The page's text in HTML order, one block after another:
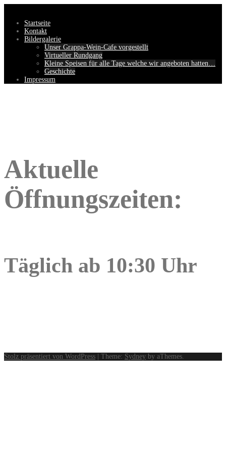
Inhalt
Startseite
Kontakt
Bildergalerie
Unser Grappa-Wein-Cafe vorgestellt
Virtueller Rundgang
Kleine Speisen für alle Tage welche wir angeboten hatten…
Geschichte
Impressum
Aktuelle
Öffnungszeiten:
Täglich ab 10:30 Uhr
Stolz präsentiert von WordPress Theme: Sydney by aThemes.